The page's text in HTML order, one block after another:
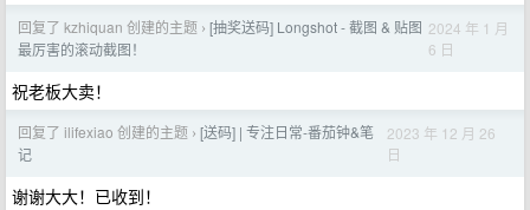
回复了 kzhiquan 创建的主题 › [抽奖送码] Longshot - 截图 & 贴图
最厉害的滚动截图！
2024 年 1 月
6 日
祝老板大卖！
回复了 ilifexiao 创建的主题 › [送码] | 专注日常-番茄钟&笔
记
2023 年 12 月 26
日
谢谢大大！已收到！